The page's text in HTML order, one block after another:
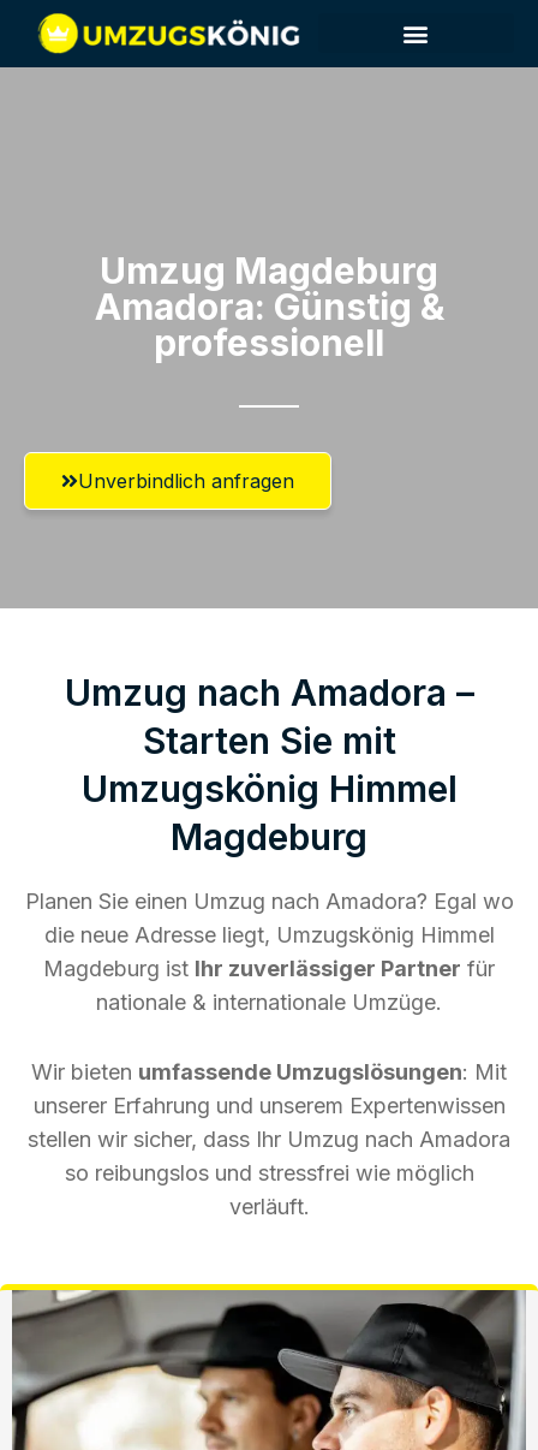
Umzug Magdeburg​
Amadora: Günstig &
professionell​
Unverbindlich anfragen
Umzug nach Amadora –
Starten Sie mit
Umzugskönig Himmel
Magdeburg
Planen Sie einen Umzug nach Amadora? Egal wo
die neue Adresse liegt, Umzugskönig Himmel
Magdeburg ist Ihr zuverlässiger Partner für
nationale & internationale Umzüge.
Wir bieten umfassende Umzugslösungen: Mit
unserer Erfahrung und unserem Expertenwissen
stellen wir sicher, dass Ihr Umzug nach Amadora
so reibungslos und stressfrei wie möglich
verläuft.